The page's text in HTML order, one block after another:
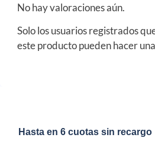
No hay valoraciones aún.
Solo los usuarios registrados
este producto pueden hacer
Hasta en 6 cuotas sin recargo